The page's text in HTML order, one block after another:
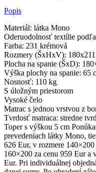
Popis
Materiál: látka Mono
Oderuodolnosť textílie
Farba: 231 krémová
Rozmery (ŠxHxV):
Plocha na spanie (ŠxD):
Výška plochy na spanie: 65
Nosnosť: 110 kg
S úložným priestorom
Vysoké čelo
Matrac s jednou vrstvou z
Tvrdosť matraca: stredne
Toper s výškou 5 cm
prevedeniach látky Mono,
626 Eur, v rozmere
160×200 za cenu 959 Eur a
Eur. Pri individuálnej